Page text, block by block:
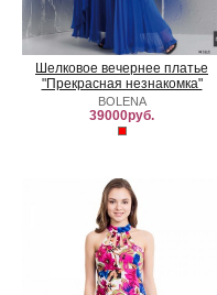
Шелковое вечернее платье
"Прекрасная незнакомка"
BOLENA
39000руб.